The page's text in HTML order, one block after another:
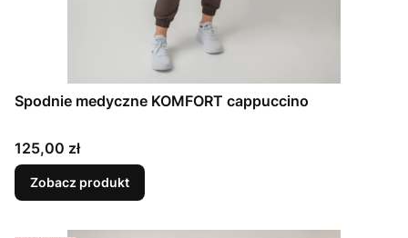
Spodnie medyczne KOMFORT cappuccino
Cena
125,00 zł
Zobacz produkt